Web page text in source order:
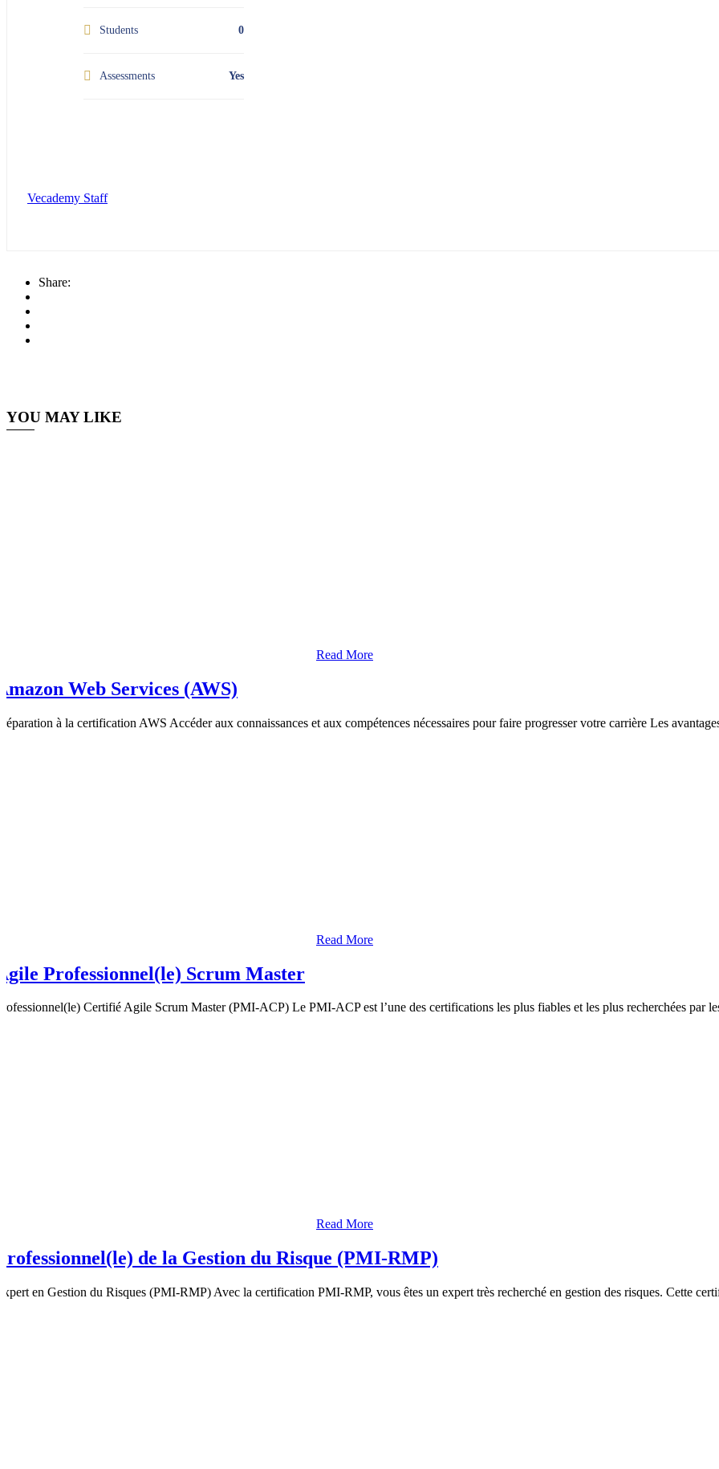
Students 0
Assessments Yes
Vecademy Staff
Share:
YOU MAY LIKE
Read More
Web Services (AWS)
à la certification AWS Accéder aux connaissances et aux compétences nécessaires pour faire progresser votre carrière Les
Read More
Professionnel(le) Scrum Master
Certifié Agile Scrum Master (PMI-ACP) Le PMI-ACP est l’une des certifications les plus fiables et les plus recherchées par
Read More
de la Gestion du Risque (PMI-RMP)
en Gestion du Risques (PMI-RMP) Avec la certification PMI-RMP, vous êtes un expert très recherché en gestion des risques. Cette